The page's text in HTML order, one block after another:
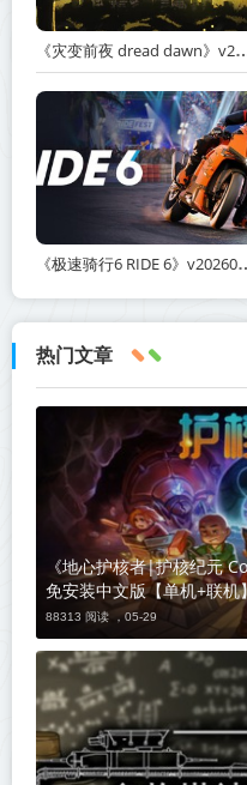
《灾变前夜 dread dawn》v20260530-
《极速骑行6 RIDE 6》
热门文章
《地心护核者|护核纪元
免安装中文版【单机+联机
88313 阅读 ，05-29